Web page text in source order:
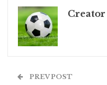
Creator
PREV POST